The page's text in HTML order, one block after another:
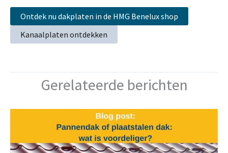
Ontdek nu dakplaten in de HMG Benelux shop
Kanaalplaten ontdekken
Gerelateerde berichten